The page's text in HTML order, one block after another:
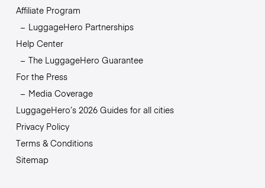
Affiliate Program
LuggageHero Partnerships
Help Center
The LuggageHero Guarantee
For the Press
Media Coverage
LuggageHero’s 2026 Guides for all cities
Privacy Policy
Terms & Conditions
Sitemap